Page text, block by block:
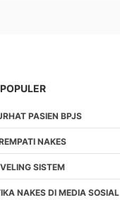
PASIEN BPJS
NAKES
SISTEM
NAKES DI MEDIA SOSIAL